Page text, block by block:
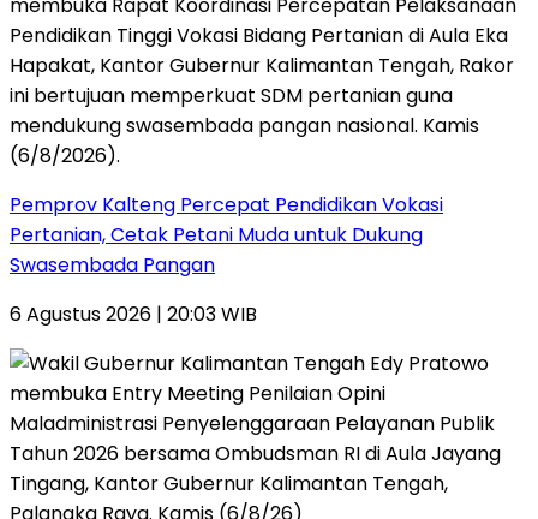
Pemprov Kalteng Percepat Pendidikan Vokasi
Pertanian, Cetak Petani Muda untuk Dukung
Swasembada Pangan
6 Agustus 2026 | 20:03 WIB